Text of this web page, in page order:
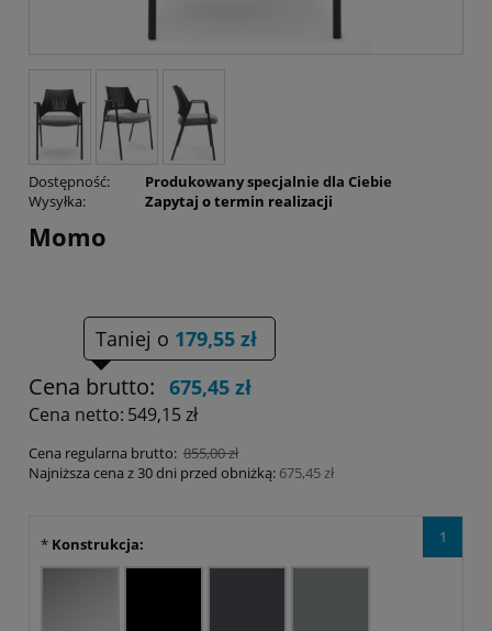
Dostępność:
Produkowany specjalnie dla Ciebie
Wysyłka:
Zapytaj o termin realizacji
Momo
Taniej o 179,55 zł
Cena brutto: 675,45 zł
Cena netto: 549,15 zł
Cena regularna brutto: 855,00 zł
Najniższa cena z 30 dni przed obniżką: 675,45 zł
1
* Konstrukcja: